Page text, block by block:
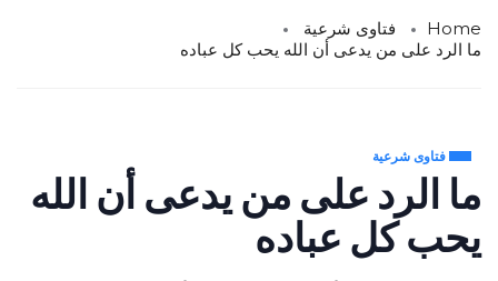
Home
فتاوى شرعية
ما الرد على من يدعى أن الله يحب كل عباده
فتاوى شرعية
ما الرد على من يدعى أن الله
يحب كل عباده